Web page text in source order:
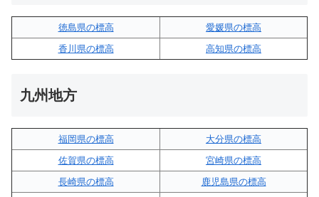
徳島県の標高
愛媛県の標高
香川県の標高
高知県の標高
九州地方
福岡県の標高
大分県の標高
佐賀県の標高
宮崎県の標高
長崎県の標高
鹿児島県の標高